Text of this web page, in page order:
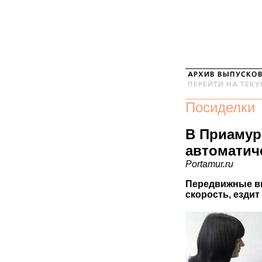
Посиделки
В
Portamur.ru
Передвижные
скорость,